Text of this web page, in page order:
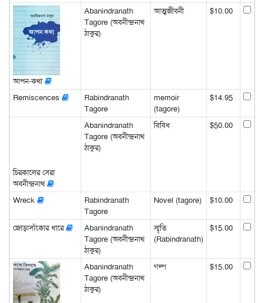
আপন-কথা
Abanindranath
Tagore (অবনীন্দ্রনাথ
ঠাকুর)
আত্মজীবনী $10.00
Remiscences
Rabindranath
Tagore
memoir
(tagore)
$14.95
চিরকালের সেরা
অবনীন্দ্রনাথ
Abanindranath
Tagore (অবনীন্দ্রনাথ
ঠাকুর)
বিবিধ $50.00
Wreck
Rabindranath
Tagore
Novel (tagore) $10.00
জোড়াসাঁকোর ধারে
Abanindranath
Tagore (অবনীন্দ্রনাথ
ঠাকুর)
স্মৃতি
(Rabindranath)
$15.00
Abanindranath
Tagore (অবনীন্দ্রনাথ
ঠাকুর)
গল্প $15.00